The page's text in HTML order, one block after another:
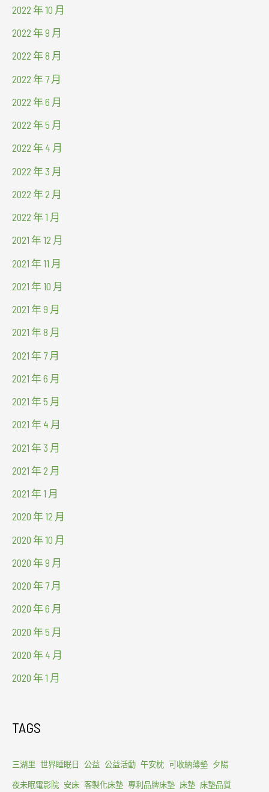
2022 年 10 月
2022 年 9 月
2022 年 8 月
2022 年 7 月
2022 年 6 月
2022 年 5 月
2022 年 4 月
2022 年 3 月
2022 年 2 月
2022 年 1 月
2021 年 12 月
2021 年 11 月
2021 年 10 月
2021 年 9 月
2021 年 8 月
2021 年 7 月
2021 年 6 月
2021 年 5 月
2021 年 4 月
2021 年 3 月
2021 年 2 月
2021 年 1 月
2020 年 12 月
2020 年 10 月
2020 年 9 月
2020 年 7 月
2020 年 6 月
2020 年 5 月
2020 年 4 月
2020 年 1 月
TAGS
三湖里 世界睡眠日 公益 公益活動 午安枕 可收納薄墊 夕陽
夜未眠電影院 安床 客製化床墊 專利品牌床墊 床墊 床墊品質